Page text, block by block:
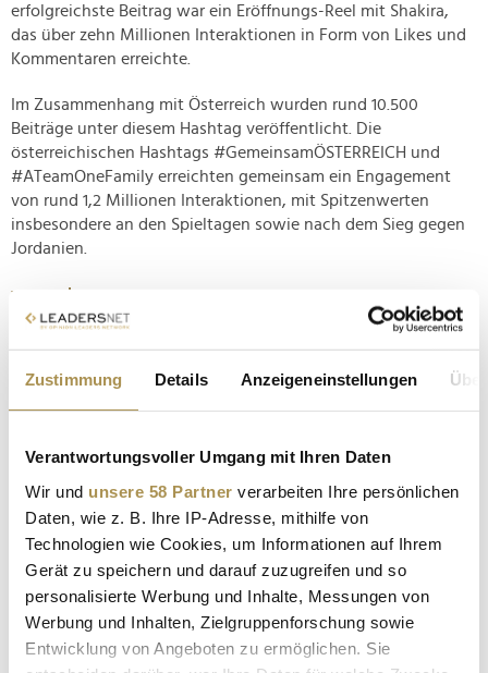
Zustimmung Details Anzeigeneinstellungen
Verantwortungsvoller Umgang mit Ihren Daten
Wir und unsere 58 Partner verarbeiten Ihre persönlichen
Daten, wie z. B. Ihre IP-Adresse, mithilfe von
Technologien wie Cookies, um Informationen auf Ihrem
Gerät zu speichern und darauf zuzugreifen und so
personalisierte Werbung und Inhalte, Messungen von
Werbung und Inhalten, Zielgruppenforschung sowie
Entwicklung von Angeboten zu ermöglichen. Sie
erfolgreichste Beitrag war ein Eröffnungs-Reel mit Shakira,
das über zehn Millionen Interaktionen in Form von Likes und
Kommentaren erreichte.
Im Zusammenhang mit Österreich wurden rund 10.500
Beiträge unter diesem Hashtag veröffentlicht. Die
österreichischen Hashtags #GemeinsamÖSTERREICH und
#ATeamOneFamily erreichten gemeinsam ein Engagement
von rund 1,2 Millionen Interaktionen, mit Spitzenwerten
insbesondere an den Spieltagen sowie nach dem Sieg gegen
Jordanien.
www.observer.at
OBSERVER
Kommentar veröffentlichen